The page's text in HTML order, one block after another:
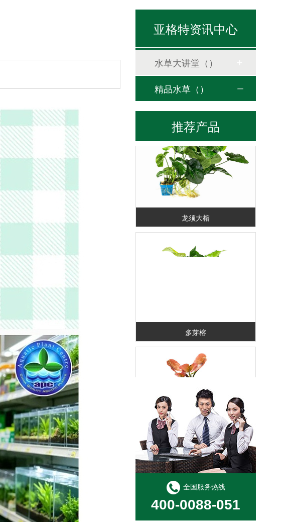
亚格特资讯中心
水草大讲堂（）
精品水草（）
推荐产品
贵妃榕
龙须大榕
多芽榕
红荷根
全国服务热线
400-0088-051